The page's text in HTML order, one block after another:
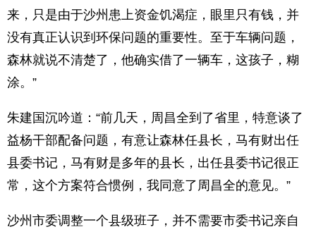
来，只是由于沙州患上资金饥渴症，眼里只有钱，并
没有真正认识到环保问题的重要性。至于车辆问题，
森林就说不清楚了，他确实借了一辆车，这孩子，糊
涂。”
朱建国沉吟道：“前几天，周昌全到了省里，特意谈了
益杨干部配备问题，有意让森林任县长，马有财出任
县委书记，马有财是多年的县长，出任县委书记很正
常，这个方案符合惯例，我同意了周昌全的意见。”
沙州市委调整一个县级班子，并不需要市委书记亲自